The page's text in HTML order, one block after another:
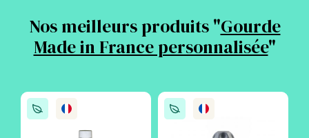
Nos meilleurs produits "Gourde
Made in France personnalisée"